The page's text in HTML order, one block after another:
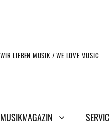
WIR LIEBEN MUSIK / WE LOVE MUSIC
MUSIKMAGAZIN